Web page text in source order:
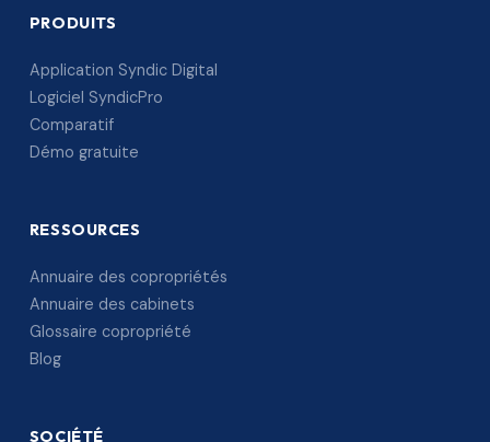
PRODUITS
Application Syndic Digital
Logiciel SyndicPro
Comparatif
Démo gratuite
RESSOURCES
Annuaire des copropriétés
Annuaire des cabinets
Glossaire copropriété
Blog
SOCIÉTÉ